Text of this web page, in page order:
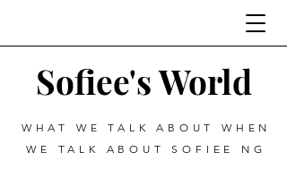
Sofiee's World
WHAT WE TALK ABOUT WHEN
WE TALK ABOUT SOFIEE NG